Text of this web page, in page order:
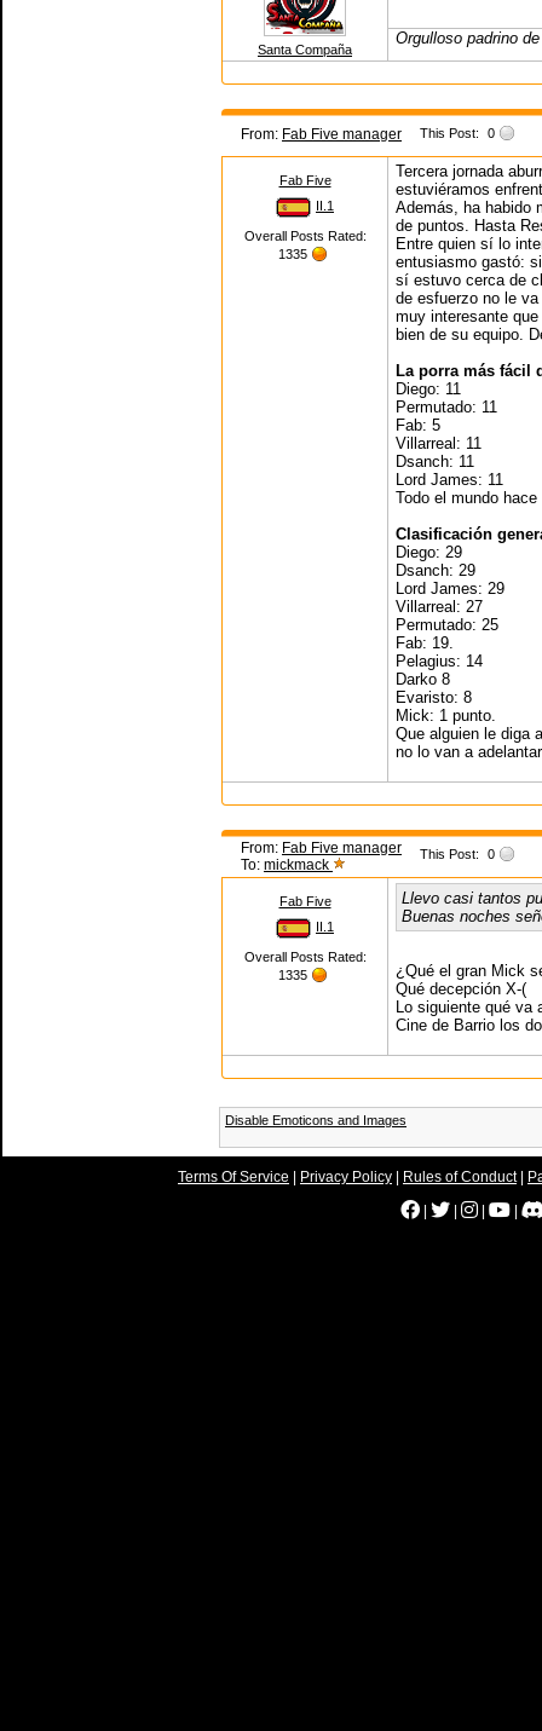
Santa Compaña
Orgulloso padrino
From: Fab Five manager This Post: 0
Fab Five
II.1
Overall Posts Rated:
1335
Tercera jornada
estuviéramos
Además, ha habido
de puntos. Hasta
Entre quien sí lo
entusiasmo gastó:
sí estuvo cerca de
de esfuerzo no le
muy interesante
bien de su equipo.
La porra más fácil
Diego: 11
Permutado: 11
Fab: 5
Villarreal: 11
Dsanch: 11
Lord James: 11
Todo el mundo
Clasificación
Diego: 29
Dsanch: 29
Lord James: 29
Villarreal: 27
Permutado: 25
Fab: 19.
Pelagius: 14
Darko 8
Evaristo: 8
Mick: 1 punto.
Que alguien le diga
no lo van a
From: Fab Five manager
To: mickmack
This Post: 0
Fab Five
II.1
Overall Posts Rated:
1335
Llevo casi tantos
Buenas noches
¿Qué el gran Mick
Qué decepción X-(
Lo siguiente qué va
Cine de Barrio los
Disable Emoticons and Images
Terms Of Service Privacy Policy Rules of Conduct|